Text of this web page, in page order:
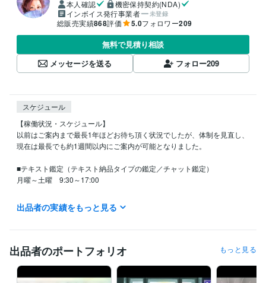
本人確認
機密保持契約(NDA)
インボイス発行事業者
未登録
総販売実績868評価 5.0フォロワー209
無料で見積り相談
メッセージを送る
フォロー209
スケジュール
【稼働状況・スケジュール】
以前はご案内まで最長1年ほどお待ち頂く状況でしたが、体制を見直し、
現在は最長でも約1週間以内にご案内が可能となりました。
■テキスト鑑定（テキスト納品タイプの鑑定／チャット鑑定）
月曜～土曜　9:30～17:00
■電話鑑定
平日　10:00～13:00
■休業日
日曜・祝祭日
（出張鑑定など別活動に専念するため、ココナラでの対応はお休みとな
ります）
出品者の実績をもっと見る
出品者のポートフォリオ もっと見る